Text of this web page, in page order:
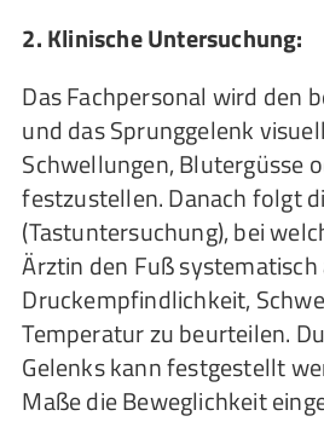
2. Klinische Untersuchung:
Das Fachpersonal wird den
und das Sprunggelenk
Schwellungen, Blutergüsse
festzustellen. Danach folgt
(Tastuntersuchung), bei
Ärztin den Fuß
Druckempfindlichkeit,
Temperatur zu beurteilen.
Gelenks kann festgestellt
Maße die Beweglichkeit